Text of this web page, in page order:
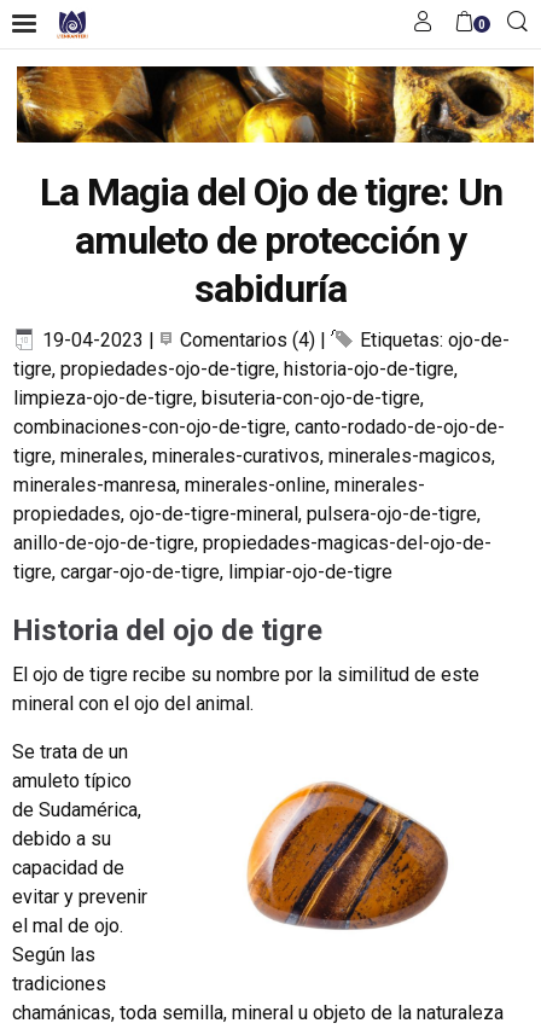
0
La Magia del Ojo de tigre: Un
amuleto de protección y
sabiduría
19-04-2023 Comentarios (4) Etiquetas: ojo-de-
tigre, propiedades-ojo-de-tigre, historia-ojo-de-tigre,
limpieza-ojo-de-tigre, bisuteria-con-ojo-de-tigre,
combinaciones-con-ojo-de-tigre, canto-rodado-de-ojo-de-
tigre, minerales, minerales-curativos, minerales-magicos,
minerales-manresa, minerales-online, minerales-
propiedades, ojo-de-tigre-mineral , pulsera-ojo-de-tigre,
anillo-de-ojo-de-tigre, propiedades-magicas-del-ojo-de-
tigre, cargar-ojo-de-tigre, limpiar-ojo-de-tigre
Historia del ojo de tigre
El ojo de tigre recibe su nombre por la similitud de este
mineral con el ojo del animal.
Se trata de un
amuleto típico
de Sudamérica,
debido a su
capacidad de
evitar y prevenir
el mal de ojo.
Según las
tradiciones
chamánicas, toda semilla, mineral u objeto de la naturaleza